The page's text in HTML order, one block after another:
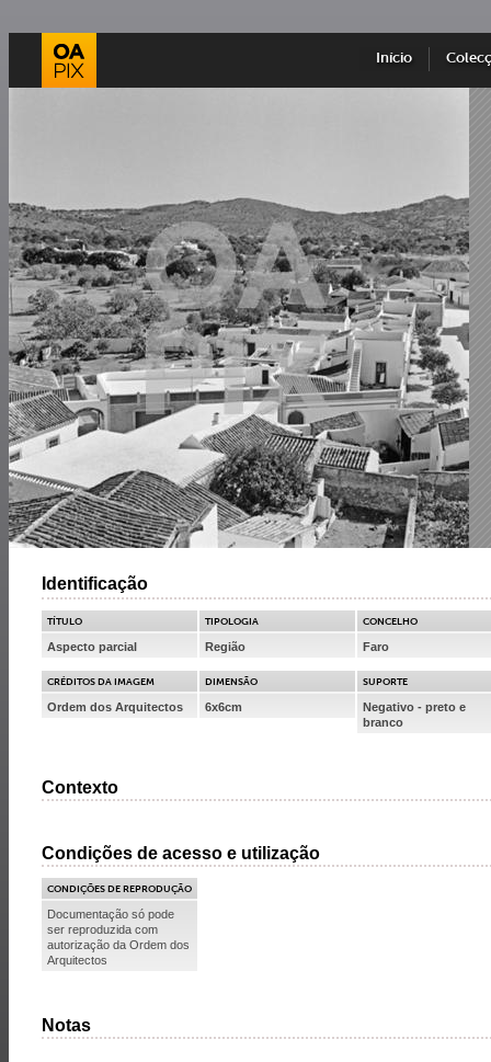
Início
Identificação
TÍTULO
Aspecto parcial
TIPOLOGIA
Região
CONCELHO
Faro
CRÉDITOS DA IMAGEM
Ordem dos Arquitectos
DIMENSÃO
6x6cm
SUPORTE
Negativo - preto e
branco
Contexto
Condições de acesso e utilização
CONDIÇÕES DE REPRODUÇÃO
Documentação só pode
ser reproduzida com
autorização da Ordem dos
Arquitectos
Notas